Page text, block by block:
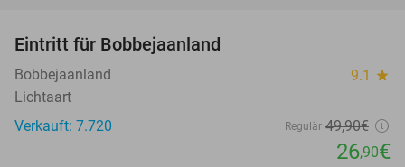
Eintritt für Bobbejaanland
Bobbejaanland 9.1 star
Lichtaart
Verkauft: 7.720
Regulär 49,90€
26,90€